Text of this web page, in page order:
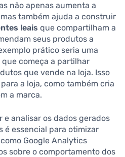
não apenas aumenta a
também ajuda a construir
leais que compartilham a
seus produtos a
prático seria uma
começa a partilhar
que vende na loja. Isso
a loja, como também cria
a marca.
e analisar os dados gerados
é essencial para otimizar
Google Analytics
sobre o comportamento dos